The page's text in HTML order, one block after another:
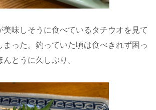
美味しそうに食べているタチウオを見て
まった。釣っていた頃は食べきれず困っ
とうに久しぶり。